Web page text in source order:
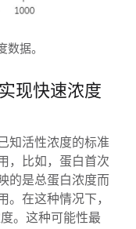
数据。
现快速浓度
知活性浓度的标准
，比如，蛋白首次
的是总蛋白浓度而
。在这种情况下，
。这种可能性最